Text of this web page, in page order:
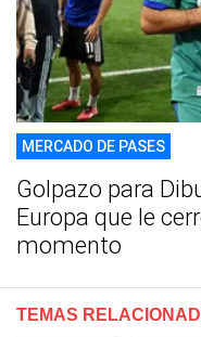
MERCADO DE PASES
Golpazo para
Europa que le
momento
TEMAS